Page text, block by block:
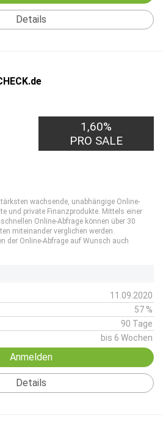
Details
1,60%
PRO SALE
wachsende, unabhängige Online-
und private Finanzprodukte. Mittels einer
Online-Abfrage können über 30
miteinander verglichen werden.
der Online-Abfrage auf Wunsch auch
11.09.2020
57 %
90 Tage
bis 6 Wochen
Anmelden
Details